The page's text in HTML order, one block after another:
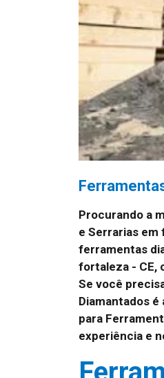
Procurando a
e Serrarias em
ferramentas
fortaleza - CE,
Se você
Diamantados
para
experiência e